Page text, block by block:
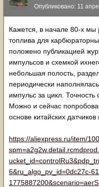
Опубликовано: 11
Кажется, в начале 80-х мы
топлива для
положено публикацией
импульсов и схемкой
небольшая полость,
периодически
импульс за цикл.
Можно и сейчас
основе китайских
https://aliexpress.ru/item/
6&ru_algo_pv_id=0dc27c-